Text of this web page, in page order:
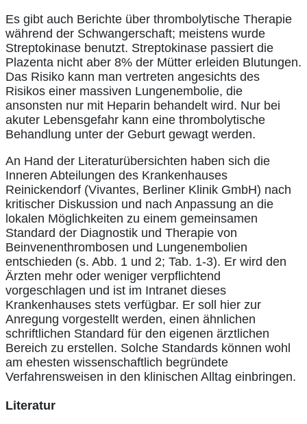
Es gibt auch Berichte über thrombolytische Therapie
während der Schwangerschaft; meistens wurde
Streptokinase benutzt. Streptokinase passiert die
Plazenta nicht aber 8% der Mütter erleiden Blutungen.
Das Risiko kann man vertreten angesichts des
Risikos einer massiven Lungenembolie, die
ansonsten nur mit Heparin behandelt wird. Nur bei
akuter Lebensgefahr kann eine thrombolytische
Behandlung unter der Geburt gewagt werden.
An Hand der Literaturübersichten haben sich die
Inneren Abteilungen des Krankenhauses
Reinickendorf (Vivantes, Berliner Klinik GmbH) nach
kritischer Diskussion und nach Anpassung an die
lokalen Möglichkeiten zu einem gemeinsamen
Standard der Diagnostik und Therapie von
Beinvenenthrombosen und Lungenembolien
entschieden (s. Abb. 1 und 2; Tab. 1-3). Er wird den
Ärzten mehr oder weniger verpflichtend
vorgeschlagen und ist im Intranet dieses
Krankenhauses stets verfügbar. Er soll hier zur
Anregung vorgestellt werden, einen ähnlichen
schriftlichen Standard für den eigenen ärztlichen
Bereich zu erstellen. Solche Standards können wohl
am ehesten wissenschaftlich begründete
Verfahrensweisen in den klinischen Alltag einbringen.
Literatur